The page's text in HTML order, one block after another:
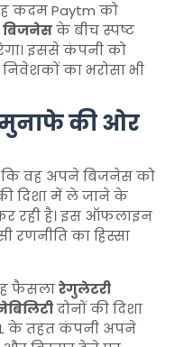
कदम Paytm को
बिजनेसके बीच स्पष्ट
इससे कंपनी को
का भरोसा भी
मुनाफे की ओर
कि वह अपने बिजनेस को
दिशा में ले जाने के
रही है। इस ऑफलाइन
रणनीति का हिस्सा
फैसलारेगुलेटरी
दोनों की दिशा
के तहत कंपनी अपने